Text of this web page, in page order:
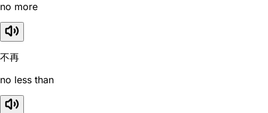
no more
不再
no less than